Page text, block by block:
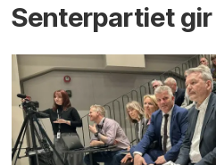
Senterpartiet